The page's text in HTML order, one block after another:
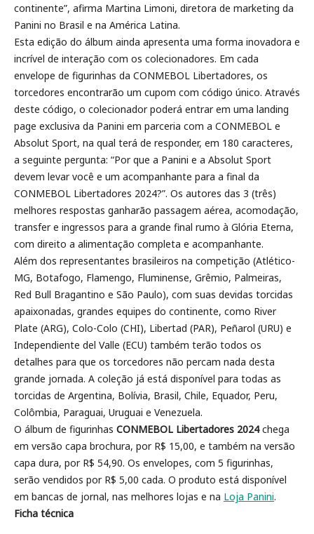
continente”, afirma Martina Limoni, diretora de marketing da
Panini no Brasil e na América Latina.
Esta edição do álbum ainda apresenta uma forma inovadora e
incrível de interação com os colecionadores. Em cada
envelope de figurinhas da CONMEBOL Libertadores, os
torcedores encontrarão um cupom com código único. Através
deste código, o colecionador poderá entrar em uma landing
page exclusiva da Panini em parceria com a CONMEBOL e
Absolut Sport, na qual terá de responder, em 180 caracteres,
a seguinte pergunta: “Por que a Panini e a Absolut Sport
devem levar você e um acompanhante para a final da
CONMEBOL Libertadores 2024?”. Os autores das 3 (três)
melhores respostas ganharão passagem aérea, acomodação,
transfer e ingressos para a grande final rumo à Glória Eterna,
com direito a alimentação completa e acompanhante.
Além dos representantes brasileiros na competição (Atlético-
MG, Botafogo, Flamengo, Fluminense, Grêmio, Palmeiras,
Red Bull Bragantino e São Paulo), com suas devidas torcidas
apaixonadas, grandes equipes do continente, como River
Plate (ARG), Colo-Colo (CHI), Libertad (PAR), Peñarol (URU) e
Independiente del Valle (ECU) também terão todos os
detalhes para que os torcedores não percam nada desta
grande jornada. A coleção já está disponível para todas as
torcidas de Argentina, Bolívia, Brasil, Chile, Equador, Peru,
Colômbia, Paraguai, Uruguai e Venezuela.
O álbum de figurinhas CONMEBOL Libertadores 2024chega
em versão capa brochura, por R$ 15,00, e também na versão
capa dura, por R$ 54,90. Os envelopes, com 5 figurinhas,
serão vendidos por R$ 5,00 cada. O produto está disponível
em bancas de jornal, nas melhores lojas e na Loja Panini.
Ficha técnica